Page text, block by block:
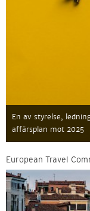
En av styrelse,
affärsplan mot 2025
European Travel